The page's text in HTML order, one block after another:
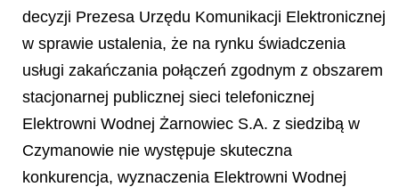
decyzji Prezesa Urzędu Komunikacji Elektronicznej
w sprawie ustalenia, że na rynku świadczenia
usługi zakańczania połączeń zgodnym z obszarem
stacjonarnej publicznej sieci telefonicznej
Elektrowni Wodnej Żarnowiec S.A. z siedzibą w
Czymanowie nie występuje skuteczna
konkurencja, wyznaczenia Elektrowni Wodnej